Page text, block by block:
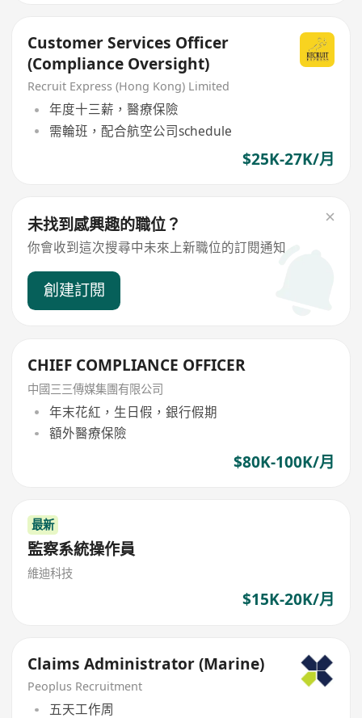
Customer Services Officer
(Compliance Oversight)
Recruit Express (Hong Kong) Limited
年度十三薪，醫療保險
需輪班，配合航空公司schedule
$25K-27K/月
未找到感興趣的職位？
你會收到這次搜尋中未來上新職位的訂閱通知
創建訂閱
CHIEF COMPLIANCE OFFICER
中國三三傳媒集團有限公司
年末花紅，生日假，銀行假期
額外醫療保險
$80K-100K/月
最新
監察系統操作員
維迪科技
$15K-20K/月
Claims Administrator (Marine)
Peoplus Recruitment
五天工作周